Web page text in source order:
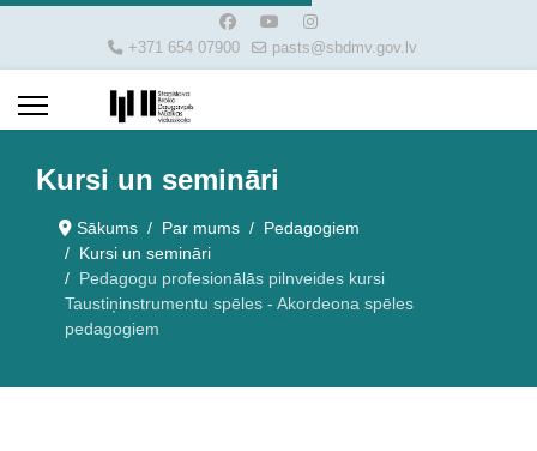
+371 654 07900 pasts@sbdmv.gov.lv
Kursi un semināri
Sākums Par mums
Pedagogiem
Kursi un semināri
Pedagogu profesionālās pilnveides kursi
Taustiņinstrumentu spēles - Akordeona spēles
pedagogiem